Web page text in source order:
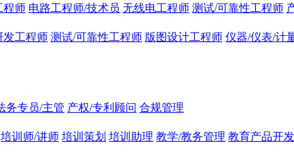
程师 电路工程师/技术员 无线电工程师 测试/可靠性工程师
发工程师 测试/可靠性工程师 版图设计工程师 仪器/仪表/计
务专员/主管 产权/专利顾问 合规管理
培训师/讲师 培训策划 培训助理 教学/教务管理 教育产品开发